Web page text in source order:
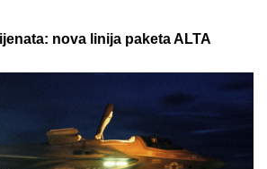
novac pre nego što stigne na
skoro niko ne planira